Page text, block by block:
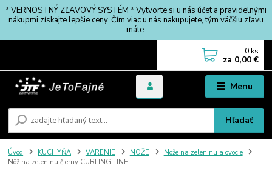
* VERNOSTNÝ ZĽAVOVÝ SYSTÉM * Vytvorte si u nás účet a pravidelnými
nákupmi získajte lepšie ceny. Čím viac u nás nakupujete, tým väčšiu zľavu
máte.
Menu
Hľadať
0 ks
za 0,00 €
Úvod KUCHYŇA VARENIE NOŽE
Nože na zeleninu a ovocie
Nôž na zeleninu čierny CURLING LINE